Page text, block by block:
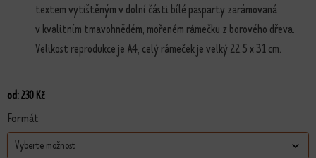
textem vytištěným v dolní části bílé pasparty zarámovaná
v kvalitním tmavohnědém, mořeném rámečku z borového dřeva.
Velikost reprodukce je A4, celý rámeček je velký 22,5 x 31 cm.
od:230 Kč
Formát